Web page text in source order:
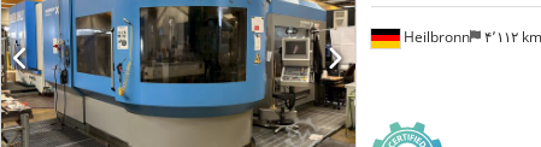
Heilbronn ۴٬۱۱۲ km